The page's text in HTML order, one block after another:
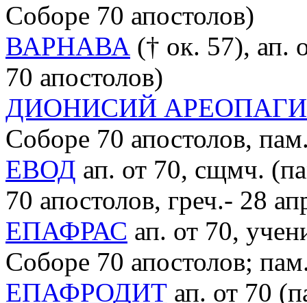
Соборе 70 апостолов)
ВАРНАВА († ок. 57), ап.
70 апостолов)
ДИОНИСИЙ
Соборе 70 апостолов,
ЕВОД ап. от 70, сщмч.
70 апостолов, греч.- 28
ЕПАФРАС ап. от 70,
Соборе 70 апостолов;
ЕПАФРОДИТ ап. от 70